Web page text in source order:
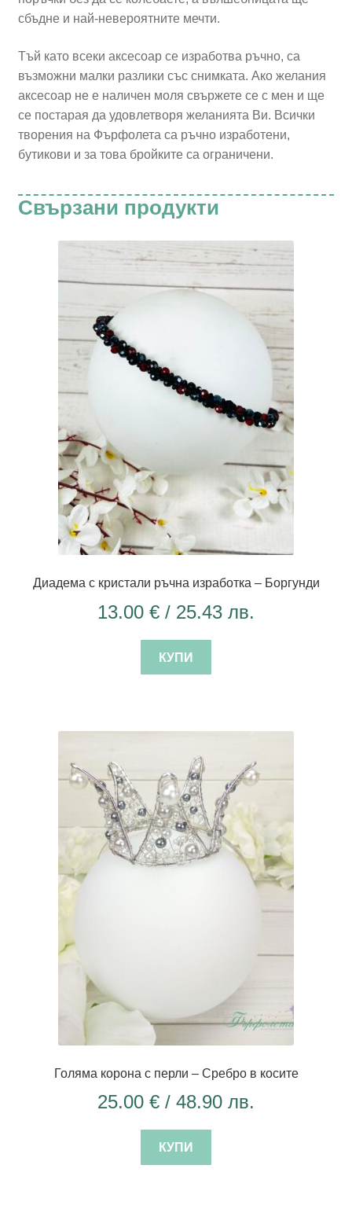
сбъдне и най-невероятните мечти.
Тъй като всeки аксесоар се изработва ръчно, са
възможни малки разлики със снимката. Ако желания
аксесоар не е наличен моля свържете се с мен и ще
се постарая да удовлетворя желанията Ви. Всички
творения на Фърфолета са ръчно изработени,
бутикови и за това бройките са ограничени.
Свързани продукти
Диадема с кристали ръчна изработка – Боргунди
13.00 € / 25.43 лв.
КУПИ
Голяма корона с перли – Сребро в косите
25.00 € / 48.90 лв.
КУПИ